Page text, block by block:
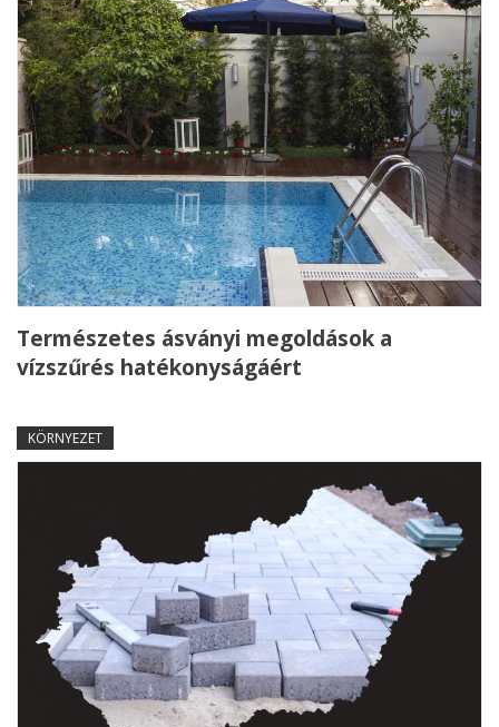
Természetes ásványi megoldások a
vízszűrés hatékonyságáért
KÖRNYEZET